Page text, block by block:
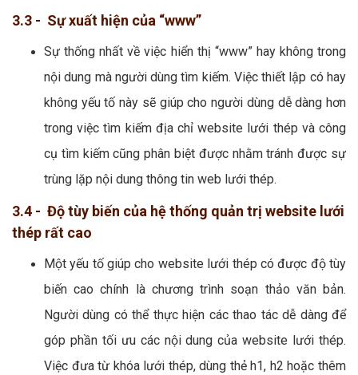
3.3 - Sự xuất hiện của “www”
Sự thống nhất về việc hiển thị “www” hay không trong
nội dung mà người dùng tìm kiếm. Việc thiết lập có hay
không yếu tố này sẽ giúp cho người dùng dễ dàng hơn
trong việc tìm kiếm địa chỉ website lưới thép và công
cụ tìm kiếm cũng phân biệt được nhằm tránh được sự
trùng lặp nội dung thông tin web lưới thép.
3.4 - Độ tùy biến của hệ thống quản trị website lưới
thép rất cao
Một yếu tố giúp cho website lưới thép có được độ tùy
biến cao chính là chương trình soạn thảo văn bản.
Người dùng có thể thực hiện các thao tác dễ dàng để
góp phần tối ưu các nội dung của website lưới thép.
Việc đưa từ khóa lưới thép, dùng thẻ h1, h2 hoặc thêm